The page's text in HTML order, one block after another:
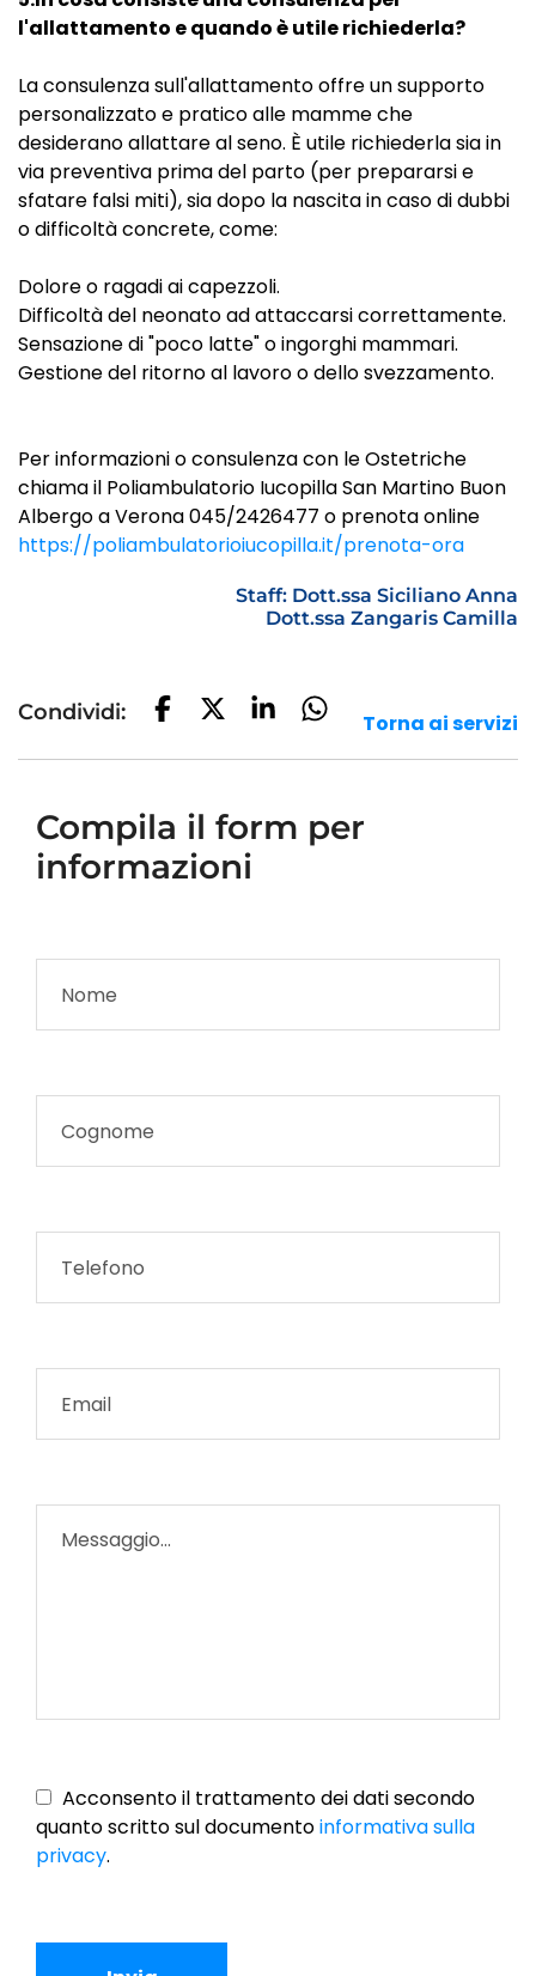
l'allattamento e quando è utile richiederla?
La consulenza sull'allattamento offre un supporto
personalizzato e pratico alle mamme che
desiderano allattare al seno. È utile richiederla sia in
via preventiva prima del parto (per prepararsi e
sfatare falsi miti), sia dopo la nascita in caso di dubbi
o difficoltà concrete, come:
Dolore o ragadi ai capezzoli.
Difficoltà del neonato ad attaccarsi correttamente.
Sensazione di "poco latte" o ingorghi mammari.
Gestione del ritorno al lavoro o dello svezzamento.
Per informazioni o consulenza con le Ostetriche
chiama il Poliambulatorio Iucopilla San Martino Buon
Albergo a Verona 045/2426477 o prenota online
https://poliambulatorioiucopilla.it/prenota-ora
Staff: Dott.ssa Siciliano Anna
Dott.ssa Zangaris Camilla
Condividi: Torna ai servizi
Compila il form per
informazioni
VuotoAcconsento il trattamento dei dati secondo
quanto scritto sul documentoinformativa sulla
privacy.